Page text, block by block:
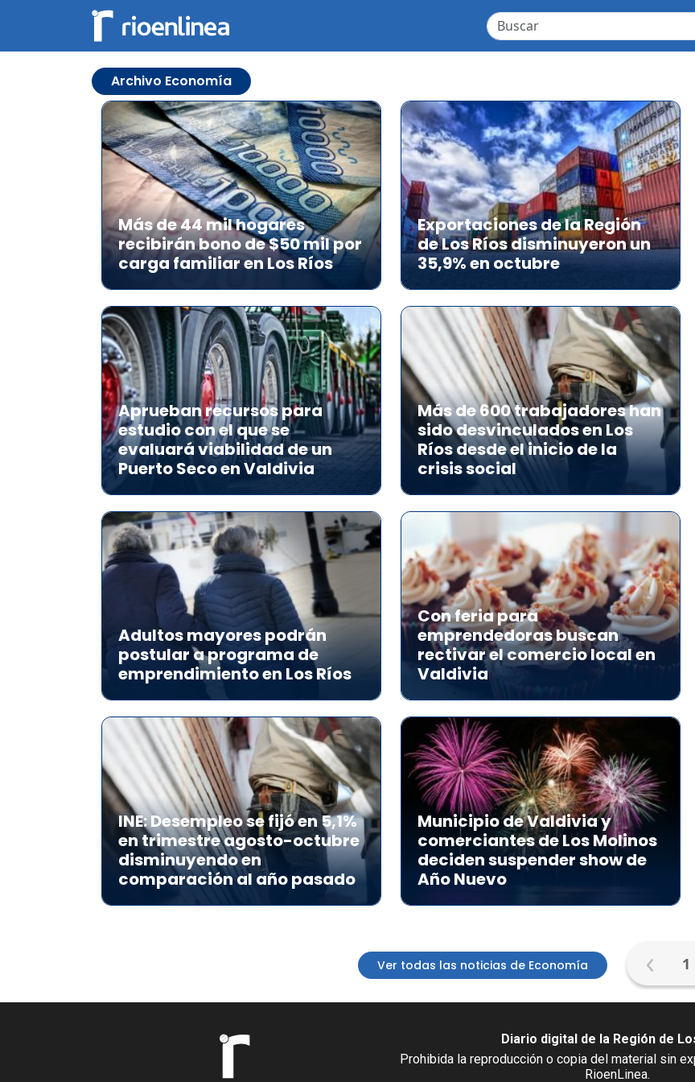
Archivo Economía
Más de 44 mil hogares
recibirán bono de $50 mil por
carga familiar en Los Ríos
Exportaciones de la Región
de Los Ríos disminuyeron un
35,9% en octubre
Aprueban recursos para
estudio con el que se
evaluará viabilidad de un
Puerto Seco en Valdivia
Más de 600 trabajadores han
sido desvinculados en Los
Ríos desde el inicio de la
crisis social
Adultos mayores podrán
postular a programa de
emprendimiento en Los Ríos
Con feria para
emprendedoras buscan
rectivar el comercio local en
Valdivia
INE: Desempleo se fijó en 5,1%
en trimestre agosto-octubre
disminuyendo en
comparación al año pasado
Municipio de Valdivia y
comerciantes de Los Molinos
deciden suspender show de
Año Nuevo
Ver todas las noticias de Economía 1
Diario digital de la Región de
Prohibida la reproducción o copia del material sin
RioenLinea.